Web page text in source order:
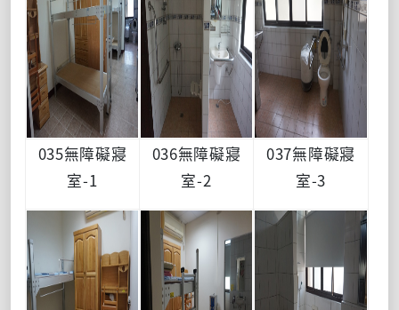
035無障礙寢
室-1
036無障礙寢
室-2
037無障礙寢
室-3